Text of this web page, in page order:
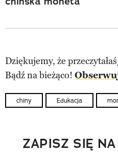
Dziękujemy, że
Bądź na bieżąco!
chiny Edukacja
ZAPISZ SIĘ